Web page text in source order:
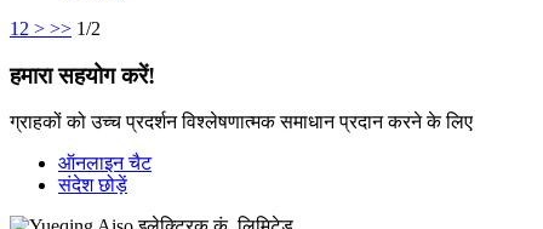
1 2 > >> 1/2
हमारा सहयोग करें!
ग्राहकों को उच्च प्रदर्शन विश्लेषणात्मक समाधान प्रदान करने के लिए
ऑनलाइन चैट
संदेश छोड़ें